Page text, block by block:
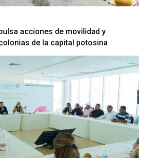
acciones de movilidad y
de la capital potosina